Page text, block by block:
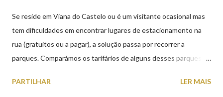
Se reside em Viana do Castelo ou é um visitante ocasional mas
tem dificuldades em encontrar lugares de estacionamento na
rua (gratuitos ou a pagar), a solução passa por recorrer a
parques. Comparámos os tarifários de alguns desses parques de
subterrâneos) perto do centro da cidade (entenda-se por
PARTILHAR LER MAIS